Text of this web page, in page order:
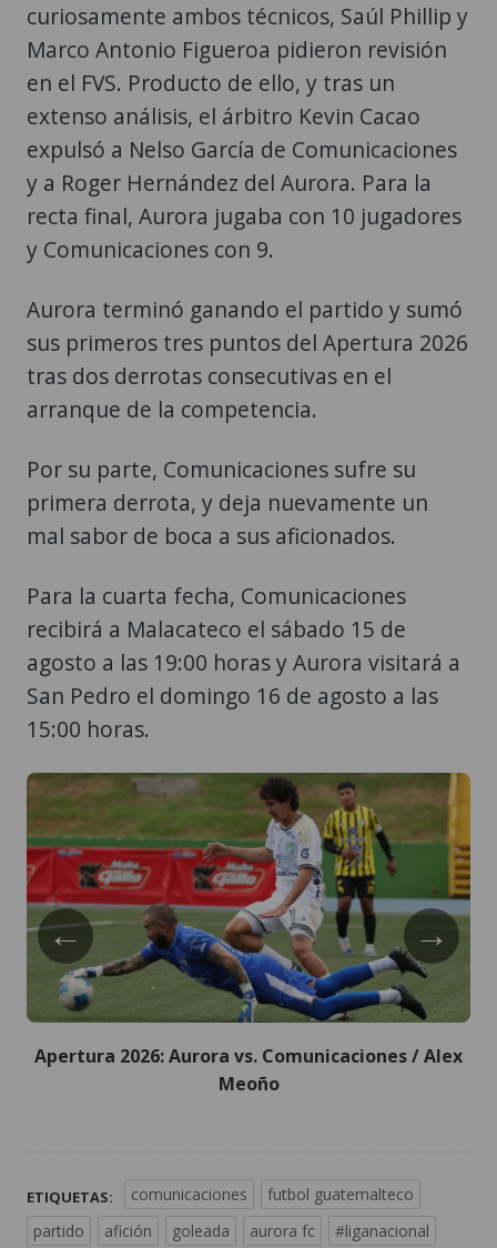
curiosamente ambos técnicos, Saúl Phillip y
Marco Antonio Figueroa pidieron revisión
en el FVS. Producto de ello, y tras un
extenso análisis, el árbitro Kevin Cacao
expulsó a Nelso García de Comunicaciones
y a Roger Hernández del Aurora. Para la
recta final, Aurora jugaba con 10 jugadores
y Comunicaciones con 9.
Aurora terminó ganando el partido y sumó
sus primeros tres puntos del Apertura 2026
tras dos derrotas consecutivas en el
arranque de la competencia.
Por su parte, Comunicaciones sufre su
primera derrota, y deja nuevamente un
mal sabor de boca a sus aficionados.
Para la cuarta fecha, Comunicaciones
recibirá a Malacateco el sábado 15 de
agosto a las 19:00 horas y Aurora visitará a
San Pedro el domingo 16 de agosto a las
15:00 horas.
←
Apertura 2026: Aurora vs. Comunicaciones / Alex
Meoño
→
ETIQUETAS: comunicaciones
futbol guatemalteco
partido
afición goleada aurora fc #liganacional